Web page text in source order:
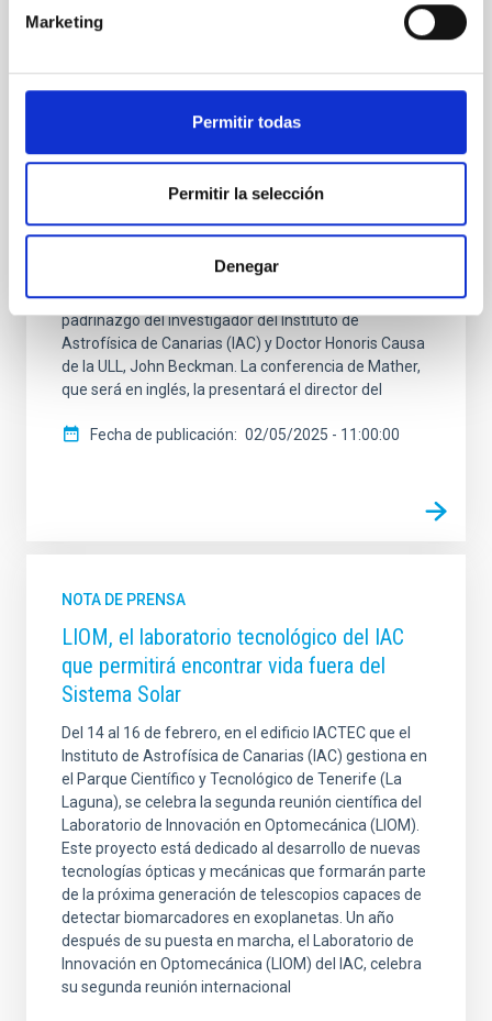
Marketing
Permitir todas
Permitir la selección
Denegar
El nobel John Mather explorará los
enigmas de la Física en el Museo de la
Ciencia y el Cosmos de Tenerife
Autónomo de Museos y Centros del Cabildo de
conferencia del astrofísico y premio nobel de Física
2006, John Mather bajo el título “Unsolved mysteries
semana el reconocimiento como Doctor Honoris
Causa de la Universidad de La Laguna (ULL) con el
padrinazgo del investigador del Instituto de
Astrofísica de Canarias (IAC) y Doctor Honoris Causa
de la ULL, John Beckman. La conferencia de Mather,
que será en inglés, la presentará el director del
Fecha de publicación 02/05/2025 - 11:00:00
NOTA DE PRENSA
LIOM, el laboratorio tecnológico del IAC
que permitirá encontrar vida fuera del
Sistema Solar
Del 14 al 16 de febrero, en el edificio IACTEC que el
Instituto de Astrofísica de Canarias (IAC) gestiona en
el Parque Científico y Tecnológico de Tenerife (La
Laguna), se celebra la segunda reunión científica del
Laboratorio de Innovación en Optomecánica (LIOM).
Este proyecto está dedicado al desarrollo de nuevas
tecnologías ópticas y mecánicas que formarán parte
de la próxima generación de telescopios capaces de
detectar biomarcadores en exoplanetas. Un año
después de su puesta en marcha, el Laboratorio de
Innovación en Optomecánica (LIOM) del IAC, celebra
su segunda reunión internacional